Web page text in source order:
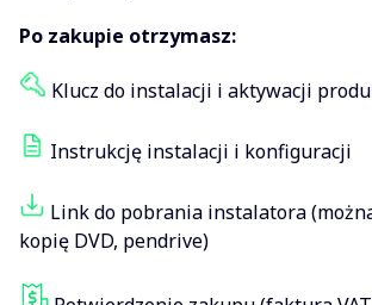
Po zakupie otrzymasz:
Klucz do instalacji i aktywacji
Instrukcję instalacji i konfiguracji
Link do pobrania instalatora
kopię DVD, pendrive)